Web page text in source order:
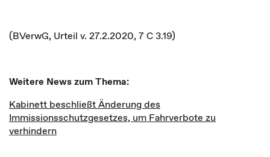
(BVerwG, Urteil v. 27.2.2020, 7 C 3.19)
Weitere News zum Thema:
Kabinett beschließt Änderung des
Immissionsschutzgesetzes, um Fahrverbote zu
verhindern